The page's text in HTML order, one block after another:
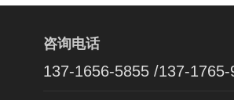
咨询电话
137-1656-5855 /137-1765-